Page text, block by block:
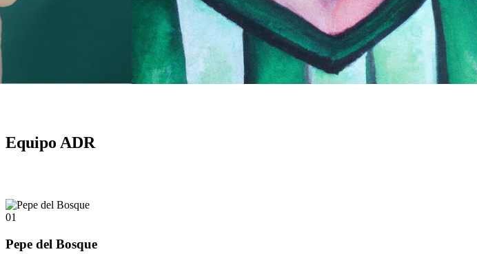
Equipo ADR
01
Pepe del Bosque